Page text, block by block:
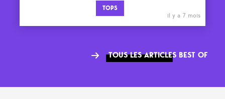
TOPS
il y a 7 mois
TOUS LES ARTICLES BEST OF